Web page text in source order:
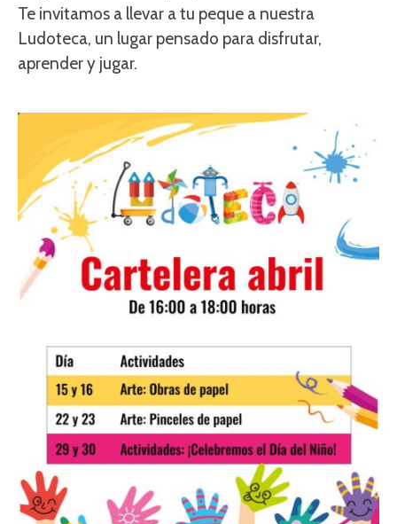
Te invitamos a llevar a tu peque a nuestra
Ludoteca, un lugar pensado para disfrutar,
aprender y jugar.